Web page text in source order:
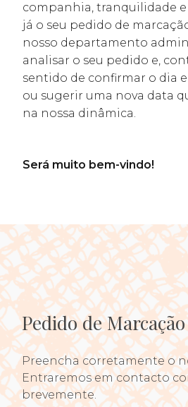
companhia, tranquilidade e
já o seu pedido de
nosso departamento
analisar o seu pedido e,
sentido de confirmar o dia
ou sugerir uma nova data
na nossa dinâmica.
Será muito bem-vindo!
Pedido de
Preencha corretamente o
Entraremos em contacto
brevemente.